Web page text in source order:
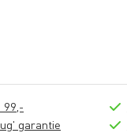
99,-
garantie